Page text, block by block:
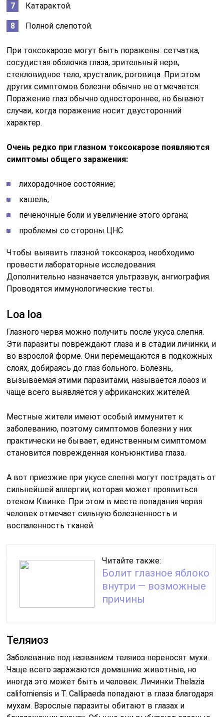
Катарактой.
Полной слепотой.
При токсокарозе могут быть поражены: сетчатка,
сосудистая оболочка глаза, зрительный нерв,
стекловидное тело, хрусталик, роговица. При этом
других симптомов болезни обычно не отмечается.
Поражение глаз обычно одностороннее, но бывают
случаи, когда поражение носит двусторонний
характер.
Очень редко при глазном токсокарозе появляются
симптомы общего заражения:
лихорадочное состояние;
кашель;
печеночные боли и увеличение этого органа;
проблемы со стороны ЦНС.
Чтобы выявить глазной токсокароз, необходимо
провести лабораторные исследования.
Дополнительно назначается ультразвук, ангиография.
Проводятся иммунологические тесты.
Loa loa
Глазного червя можно получить после укуса слепня.
Эти паразиты повреждают глаза и в стадии личинки, и
во взрослой форме. Они перемещаются в подкожных
слоях, добираясь до глаз больного. Болезнь,
вызываемая этими паразитами, называется лоаоз и
чаще всего выявляется у африканских жителей.
Местные жители имеют особый иммунитет к
заболеванию, поэтому симптомов болезни у них
практически не бывает, единственным симптомом
становится поврежденная конъюнктива глаза.
А вот приезжие при укусе слепня могут пострадать от
сильнейшей аллергии, которая может проявиться
отеком Квинке. При этом в месте попадания червя
человек отмечает сильную болезненность и
воспаленность тканей.
Читайте также:
Болит глазное яблоко
внутри — возможные
причины
Теляиоз
Заболевание под названием теляиоз переносят мухи.
Чаще всего заражаются домашние животные, но
иногда это может быть и человек. Личинки Thelazia
californiensis и Т. Callipaeda попадают в глаза благодаря
мухам. Взрослые паразиты обитают в глазах и